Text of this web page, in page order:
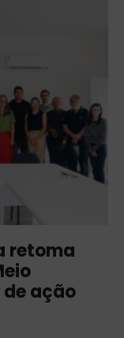
retoma
ação